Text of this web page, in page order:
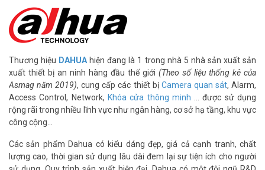
Thương hiệu DAHUA hiện đang là 1 trong nhà 5 nhà sản xuất sản
xuất thiết bị an ninh hàng đầu thế giới (Theo số liệu thống kê của
Asmag năm 2019), cung cấp các thiết bị Camera quan sát, Alarm,
Access Control, Network, Khóa cửa thông minh … được sử dụng
rộng rãi trong nhiều lĩnh vực như ngân hàng, cơ sở hạ tầng, khu vực
công cộng…
Các sản phẩm Dahua có kiểu dáng đẹp, giá cả cạnh tranh, chất
lượng cao, thời gian sử dụng lâu dài đem lại sự tiện ích cho người